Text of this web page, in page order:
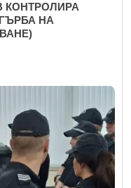
КОНТРОЛИРА
НА